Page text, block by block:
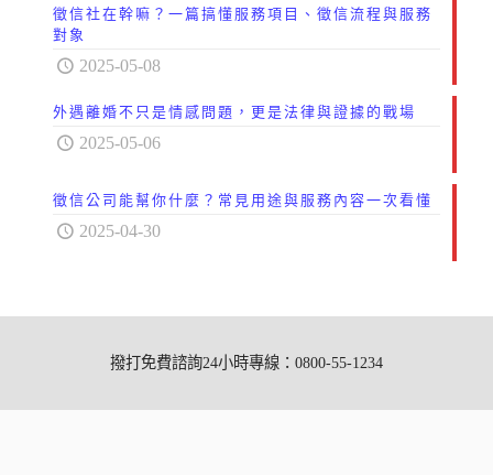
徵信社在幹嘛？一篇搞懂服務項目、徵信流程與服務
對象
2025-05-08
外遇離婚不只是情感問題，更是法律與證據的戰場
2025-05-06
徵信公司能幫你什麼？常見用途與服務內容一次看懂
2025-04-30
撥打免費諮詢24小時專線：0800-55-1234